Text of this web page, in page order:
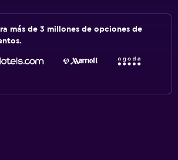
más de 3 millones de opciones de